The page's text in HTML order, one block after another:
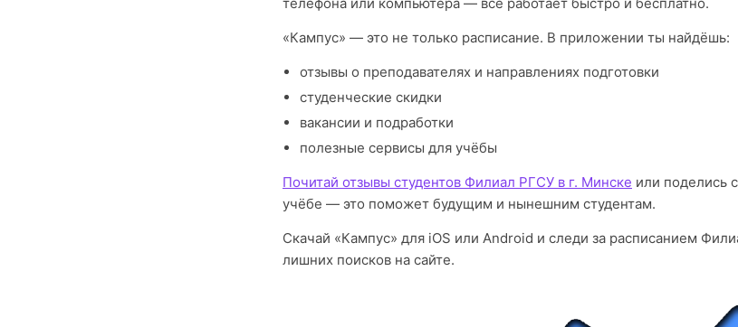
«Кампус» — это не только расписание. В приложении ты найдёшь:
отзывы о преподавателях и направлениях подготовки
студенческие скидки
вакансии и подработки
полезные сервисы для учёбы
Почитай отзывы студентов Филиал РГСУ в г. Минске или поделись
учёбе — это поможет будущим и нынешним студентам.
Скачай «Кампус» для iOS или Android и следи за расписанием
лишних поисков на сайте.